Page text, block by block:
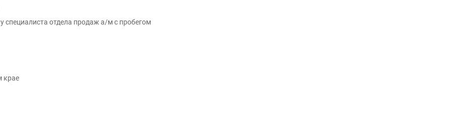
отдела продаж а/м с пробегом
крае